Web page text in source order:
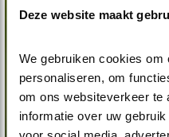
Deze website maakt
We gebruiken cookies om
personaliseren, om
om ons websiteverkeer te
informatie over uw